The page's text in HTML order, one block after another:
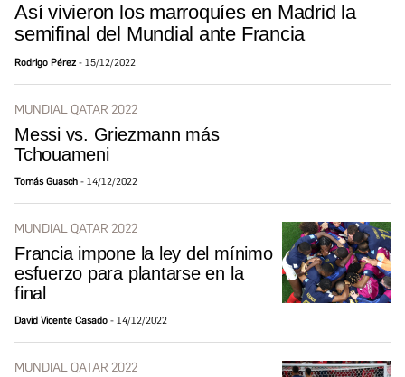
Así vivieron los marroquíes en Madrid la
semifinal del Mundial ante Francia
Rodrigo Pérez 15/12/2022
MUNDIAL QATAR 2022
Messi vs. Griezmann más
Tchouameni
Tomás Guasch 14/12/2022
MUNDIAL QATAR 2022
Francia impone la ley del mínimo
esfuerzo para plantarse en la
final
David Vicente Casado 14/12/2022
MUNDIAL QATAR 2022